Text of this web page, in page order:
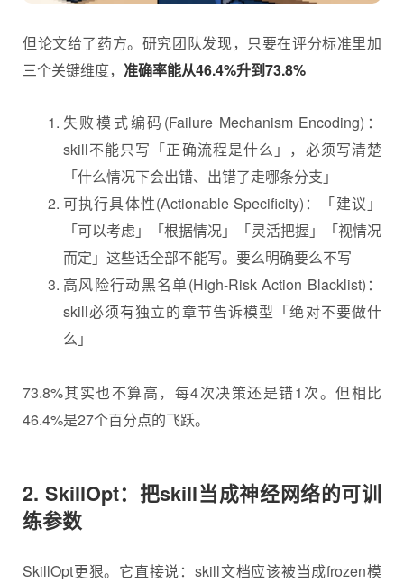
但论文给了药方。研究团队发现，只要在评分标准里加
三个关键维度， 准确率能从46.4%升到73.8%
失败模式编码(Failure Mechanism Encoding)：
skill不能只写「正确流程是什么」，必须写清楚
「什么情况下会出错、出错了走哪条分支」
可执行具体性(Actionable Specificity)：「建议」
「可以考虑」「根据情况」「灵活把握」「视情况
而定」这些话全部不能写。要么明确要么不写
高风险行动黑名单(High-Risk Action Blacklist)：
skill必须有独立的章节告诉模型「绝对不要做什
么」
73.8%其实也不算高，每4次决策还是错1次。但相比
46.4%是27个百分点的飞跃。
2. SkillOpt：把skill当成神经网络的可训
练参数
SkillOpt更狠。它直接说：skill文档应该被当成frozen模